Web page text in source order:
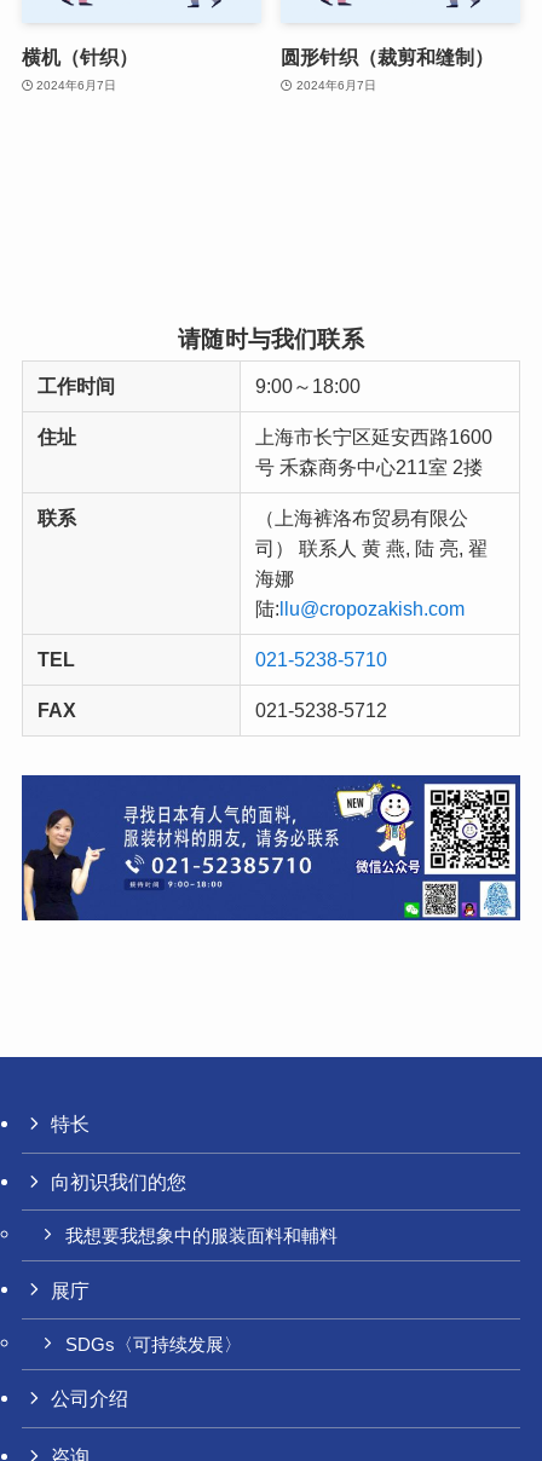
横机（针织）
2024年6月7日
圆形针织（裁剪和缝制）
2024年6月7日
请随时与我们联系
工作时间 9:00～18:00
住址
上海市长宁区延安西路1600
号 禾森商务中心211室 2搂
联系
（上海裤洛布贸易有限公
司） 联系人 黄 燕, 陆 亮, 翟
海娜
陆:llu@cropozakish.com
TEL 021-5238-5710
FAX 021-5238-5712
特长
向初识我们的您
我想要我想象中的服装面料和輔料
展庁
SDGs〈可持续发展〉
公司介绍
咨询